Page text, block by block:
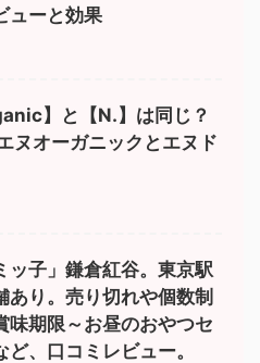
ューと効果
】と【N.】は同じ？
ヌオーガニックとエヌド
ッ子」鎌倉紅谷。東京駅
あり。売り切れや個数制
味期限～お昼のおやつセ
ど、口コミレビュー。